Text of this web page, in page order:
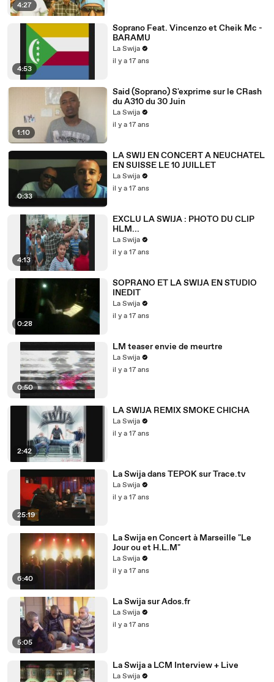
4:27
4:53
Soprano Feat. Vincenzo et Cheik Mc -
BARAMU
La Swija
il y a 17 ans
1:10
Said (Soprano) S'exprime sur le CRash
du A310 du 30 Juin
La Swija
il y a 17 ans
0:33
LA SWIJ EN CONCERT A NEUCHATEL
EN SUISSE LE 10 JUILLET
La Swija
il y a 17 ans
4:13
EXCLU LA SWIJA : PHOTO DU CLIP
HLM...
La Swija
il y a 17 ans
0:28
SOPRANO ET LA SWIJA EN STUDIO
INEDIT
La Swija
il y a 17 ans
0:50
LM teaser envie de meurtre
La Swija
il y a 17 ans
2:42
LA SWIJA REMIX SMOKE CHICHA
La Swija
il y a 17 ans
25:19
La Swija dans TEPOK sur Trace.tv
La Swija
il y a 17 ans
6:40
La Swija en Concert à Marseille "Le
Jour ou et H.L.M"
La Swija
il y a 17 ans
5:05
La Swija sur Ados.fr
La Swija
il y a 17 ans
La Swija a LCM Interview + Live
La Swija